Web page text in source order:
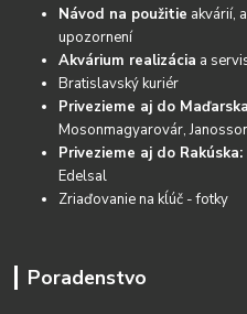
Návod na použitie akvárií,
upozornení
Akvárium realizácia a
Bratislavský kuriér
Privezieme aj do
Mosonmagyarovár,
Privezieme aj do Rakúska:
Edelsal
Zriaďovanie na kĺúč - fotky
Poradenstvo